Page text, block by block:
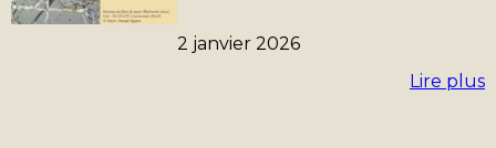
2 janvier 2026
Lire plus